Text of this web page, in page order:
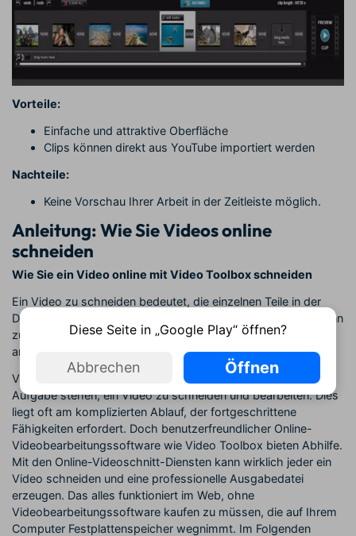
Vorteile:
Einfache und attraktive Oberfläche
Clips können direkt aus YouTube importiert werden
Nachteile:
Keine Vorschau Ihrer Arbeit in der Zeitleiste möglich.
Anleitung: Wie Sie Videos online
schneiden
Wie Sie ein Video online mit Video Toolbox schneiden
Ein Video zu schneiden bedeutet, die einzelnen Teile in der
Datei auszuwählen, die Sie beibehalten wollen, und diese dann
zu einem fertigen Video zusammenzufügen, das Sie
anschließend online mit Freunden teilen können.
Viele Menschen fühlen sich überfordert, wenn sie vor der
Aufgabe stehen, ein Video zu schneiden und bearbeiten. Dies
liegt oft am komplizierten Ablauf, der fortgeschrittene
Fähigkeiten erfordert. Doch benutzerfreundlicher Online-
Videobearbeitungssoftware wie Video Toolbox bieten Abhilfe.
Mit den Online-Videoschnitt-Diensten kann wirklich jeder ein
Video schneiden und eine professionelle Ausgabedatei
erzeugen. Das alles funktioniert im Web, ohne
Videobearbeitungssoftware kaufen zu müssen, die auf Ihrem
Computer Festplattenspeicher wegnimmt. Im Folgenden
Diese Seite in „Google Play“ öffnen?
Abbrechen Öffnen